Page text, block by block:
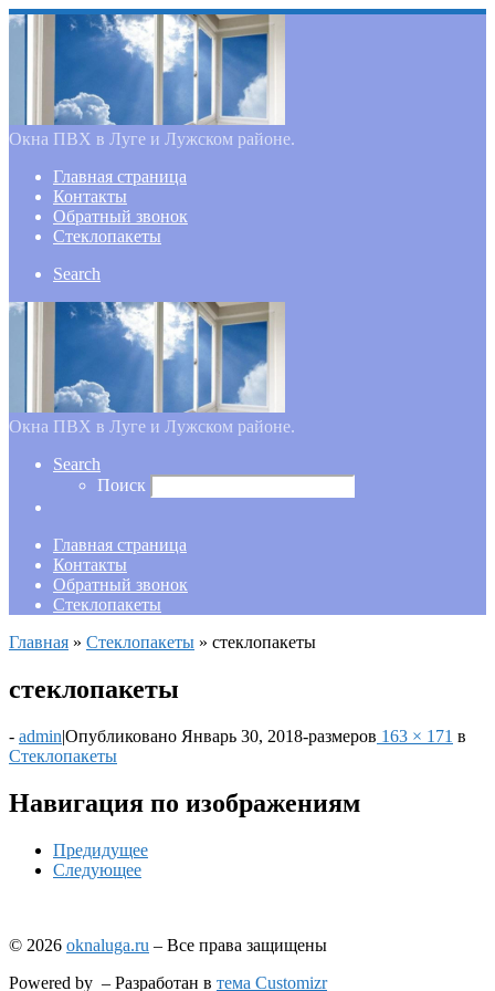
Окна ПВХ в Луге и Лужском районе.
Главная страница
Контакты
Обратный звонок
Стеклопакеты
Search
Окна ПВХ в Луге и Лужском районе.
Search
Поиск
Главная страница
Контакты
Обратный звонок
Стеклопакеты
Главная » Стеклопакеты » стеклопакеты
стеклопакеты
- admin|Опубликовано Январь 30, 2018-размеров 163 × 171 в
Стеклопакеты
Навигация по изображениям
Предидущее
Следующее
© 2026 oknaluga.ru – Все права защищены
Powered by – Разработан в тема Customizr